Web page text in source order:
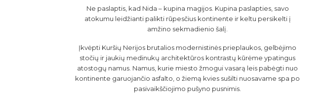
Ne paslaptis, kad Nida – kupina magijos. Kupina paslapties, savo
atokumu leidžianti palikti rūpesčius kontinente ir keltu persikelti į
amžino sekmadienio šalį.
Įkvėpti Kuršių Nerijos brutalios modernistinės prieplaukos, gelbėjimo
stočių ir jaukių medinukų architektūros kontrastų kūrėme ypatingus
atostogų namus. Namus, kurie miesto žmogui vasarą leis pabėgti nuo
kontinente garuojančio asfalto, o žiemą kvies sušilti nuosavame spa po
pasivaikščiojimo pušyno pusnimis.